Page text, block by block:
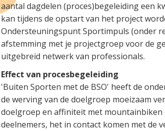
aantal dagdelen (proces)begeleiding een
kan tijdens de opstart van het project
Ondersteuningspunt Sportimpuls (onder
afstemming met je projectgroep voor de
uitgebreid netwerk van professionals.
Effect van procesbegeleiding
'Buiten Sporten met de BSO' heeft de
de werving van de doelgroep moeizaam
doelgroep en affiniteit met
deelnemers, het in contact komen met de